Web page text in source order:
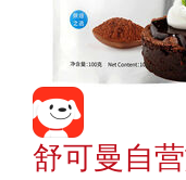
舒可曼自